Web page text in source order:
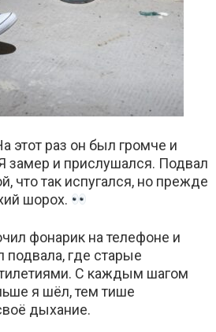
этот раз он был громче и
замер и прислушался. Подвал
что так испугался, но прежде
шорох.
фонарик на телефоне и
где старые
С каждым шагом
я шёл, тем тише
дыхание.